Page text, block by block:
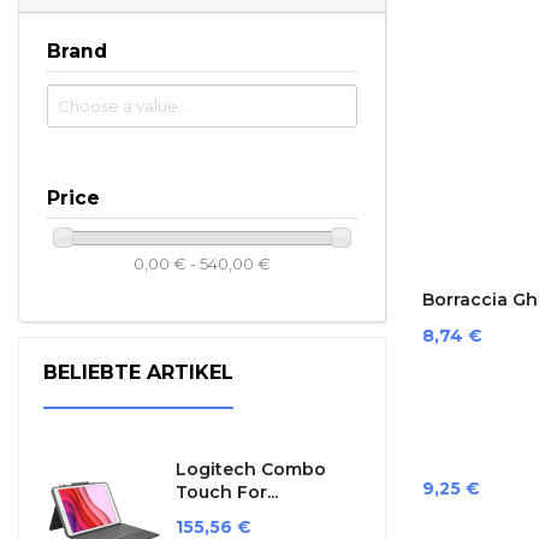
Brand
Price
0,00 € - 540,00 €
BELIEBTE ARTIKEL
Logitech Combo
Touch For...
Preis
155,56 €
Borraccia
Preis
8,74 €
Preis
9,25 €